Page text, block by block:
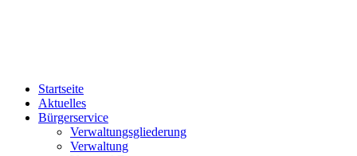
Startseite
Aktuelles
Bürgerservice
Verwaltungsgliederung
Verwaltung